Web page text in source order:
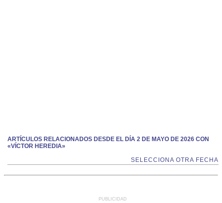
ARTÍCULOS RELACIONADOS DESDE EL DÍA 2 DE MAYO DE 2026 CON
«VÍCTOR HEREDIA»
SELECCIONA OTRA FECHA
PUBLICIDAD